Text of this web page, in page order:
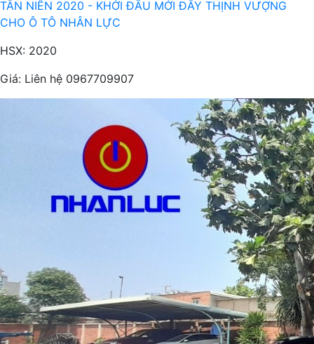
TÂN NIÊN 2020 - KHỞI ĐẦU MỚI ĐẦY THỊNH VƯỢNG
CHO Ô TÔ NHÂN LỰC
HSX: 2020
Giá: Liên hệ 0967709907